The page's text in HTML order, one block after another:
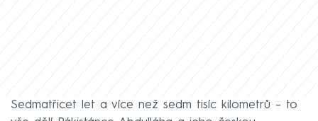
Sedmatřicet let a více než sedm tisíc kilometrů – to